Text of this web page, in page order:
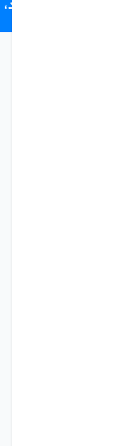
امکان قسط‌بندی برحسب اعتبار ترب‌پی 4 قسط ماهانه. بدون سود،